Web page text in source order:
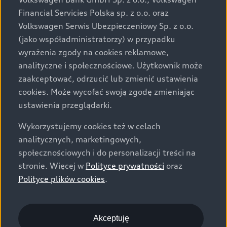
za dopłatą. Wiążące ustalenie ceny, wyposażenia i
specyfikacji pojazdu następują w umowie sprzedaży, a
określenie parametrów technicznych zawiera
świadectwo homologacji typu pojazdu. Zastrzegamy
sobie prawo do zmian i pomyłek. Wszelkie informacje
prezentowane na stronie są aktualne na dzień ich
zamieszczania. W celu uzyskania najnowszych
informacji prosimy kontaktować się z Partnerem Marki
Audi.
Wszystkie produkowane obecnie samochody marki Audi
są wykonywane z materiałów spełniających pod
względem możliwości odzysku i recyklingu wymagania
określone w normie ISO 22628 i są zgodne z
europejskimi świadectwami homologacji wydanymi wg
o.o. podlega obowiązkowi zapewnienia wszystkim
użytkownikom samochodów marki Volkswagen sieci
Financial Servicies Polska sp. z o.o. oraz
Volkswagen Serwis Ubezpieczeniowy Sp. z o.o.
(jako współadministratorzy) w przypadku
wyrażenia zgody na cookies reklamowe,
analityczne i społecznościowe. Użytkownik może
zaakceptować, odrzucić lub zmienić ustawienia
cookies. Może wycofać swoją zgodę zmieniając
ustawienia przeglądarki.
Wykorzystujemy cookies też w celach
analitycznych, marketingowych,
społecznościowych i do personalizacji treści na
stronie. Więcej w Polityce prywatności oraz
Polityce plików cookies.
Akceptuję